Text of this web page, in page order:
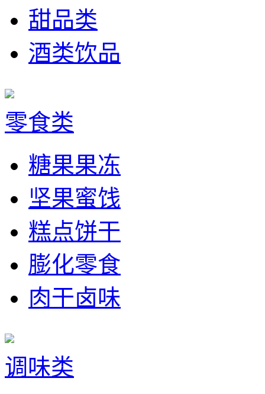
甜品类
酒类饮品
零食类
糖果果冻
坚果蜜饯
糕点饼干
膨化零食
肉干卤味
调味类